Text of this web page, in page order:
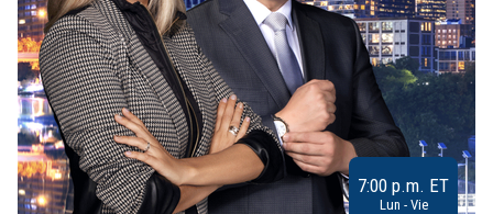
7:00 p.m. ET
Lun - Vie